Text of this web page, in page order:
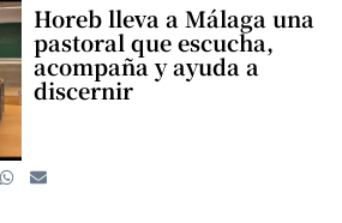
Horeb lleva a Málaga una
pastoral que escucha,
acompaña y ayuda a
discernir